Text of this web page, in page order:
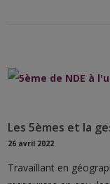
Les 5èmes et la
26 avril 2022
Travaillant en